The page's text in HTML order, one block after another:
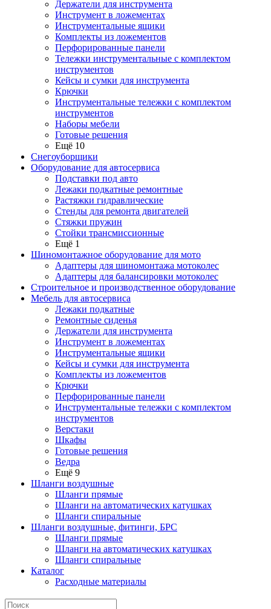
Держатели для инструмента
Инструмент в ложементах
Инструментальные ящики
Комплекты из ложементов
Перфорированные панели
Тележки инструментальные с комплектом
инструментов
Кейсы и сумки для инструмента
Крючки
Инструментальные тележки с комплектом
инструментов
Наборы мебели
Готовые решения
Ещё 10
Снегоуборщики
Оборудование для автосервиса
Подставки под авто
Лежаки подкатные ремонтные
Растяжки гидравлические
Стенды для ремонта двигателей
Стяжки пружин
Стойки трансмиссионные
Ещё 1
Шиномонтажное оборудование для мото
Адаптеры для шиномонтажа мотоколес
Адаптеры для балансировки мотоколес
Строительное и производственное оборудование
Мебель для автосервиса
Лежаки подкатные
Ремонтные сиденья
Держатели для инструмента
Инструмент в ложементах
Инструментальные ящики
Кейсы и сумки для инструмента
Комплекты из ложементов
Крючки
Перфорированные панели
Инструментальные тележки с комплектом
инструментов
Верстаки
Шкафы
Готовые решения
Ведра
Ещё 9
Шланги воздушные
Шланги прямые
Шланги на автоматических катушках
Шланги спиральные
Шланги воздушные, фитинги, БРС
Шланги прямые
Шланги на автоматических катушках
Шланги спиральные
Каталог
Расходные материалы